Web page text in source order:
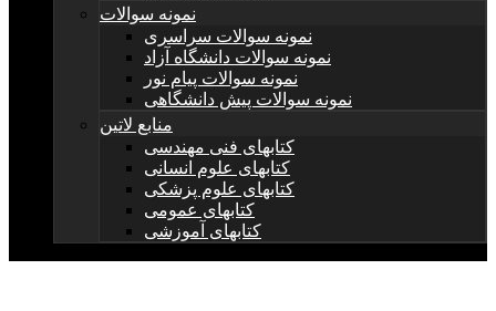
نمونه سوالات
نمونه سوالات سراسری
نمونه سوالات دانشگاه آزاد
نمونه سوالات پیام نور
نمونه سوالات پیش دانشگاهی
منابع لاتین
کتابهای فنی مهندسی
کتابهای علوم انسانی
کتابهای علوم پزشکی
کتابهای عمومی
کتابهای آموزشی